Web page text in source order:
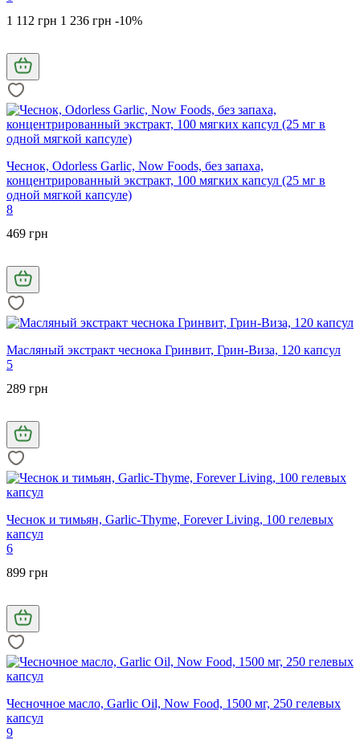
1 112 грн 1 236 грн -10%
Чеснок, Odorless Garlic, Now Foods, без запаха,
концентрированный экстракт, 100 мягких капсул (25 мг в
одной мягкой капсуле)
8
469 грн
Масляный экстракт чеснока Гринвит, Грин-Виза, 120 капсул
5
289 грн
Чеснок и тимьян, Garlic-Thyme, Forever Living, 100 гелевых
капсул
6
899 грн
Чесночное масло, Garlic Oil, Now Food, 1500 мг, 250 гелевых
капсул
9